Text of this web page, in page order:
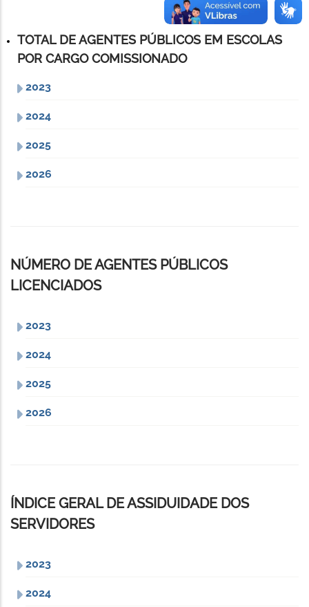
TOTAL DE AGENTES PÚBLICOS EM ESCOLAS
POR CARGO COMISSIONADO
2023
2024
2025
2026
NÚMERO DE AGENTES PÚBLICOS
LICENCIADOS
2023
2024
2025
2026
ÍNDICE GERAL DE ASSIDUIDADE DOS
SERVIDORES
2023
2024